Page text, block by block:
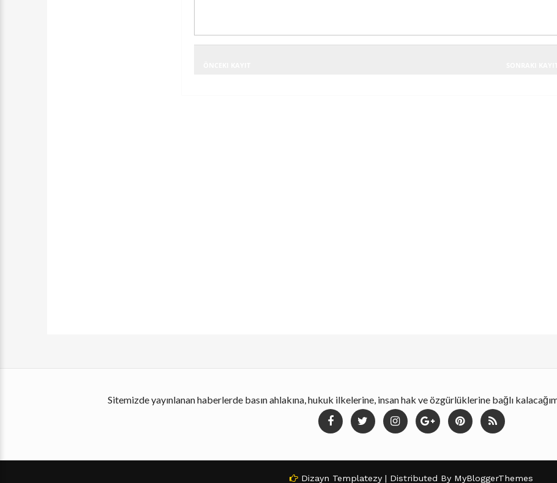
Sitemizde yayınlanan haberlerde basın ahlakına, hukuk ilkelerine, insan hak ve özgürlüklerine bağlı
Dizayn Templatezy | Distributed By MyBloggerThemes